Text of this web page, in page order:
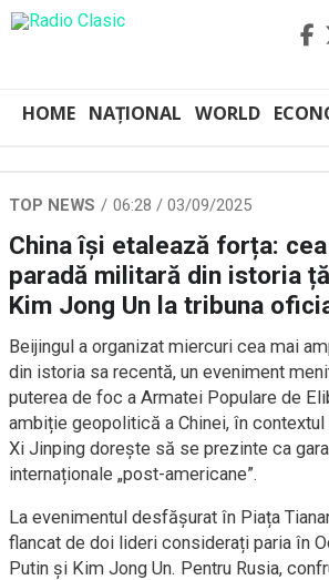
HOME NAȚIONAL WORLD
TOP NEWS 06:28 / 03/09/2025
China își etalează forța:
paradă militară din istoria
Kim Jong Un la tribuna
Beijingul a organizat miercuri cea mai
din istoria sa recentă, un eveniment
puterea de foc a Armatei Populare de
ambiție geopolitică a Chinei, în
Xi Jinping dorește să se prezinte ca
internaționale „post-americane”.
La evenimentul desfășurat în Piața
flancat de doi lideri considerați paria în
Putin și Kim Jong Un. Pentru Rusia,